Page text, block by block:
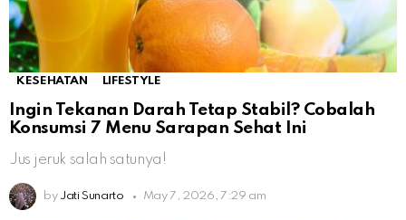
KESEHATAN LIFESTYLE
Ingin Tekanan Darah Tetap Stabil? Cobalah
Konsumsi 7 Menu Sarapan Sehat Ini
Jus jeruk salah satunya!
by Jati Sunarto May 7, 2026, 7:29 am